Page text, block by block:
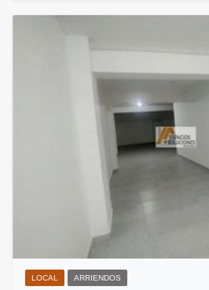
LOCAL ARRIENDOS